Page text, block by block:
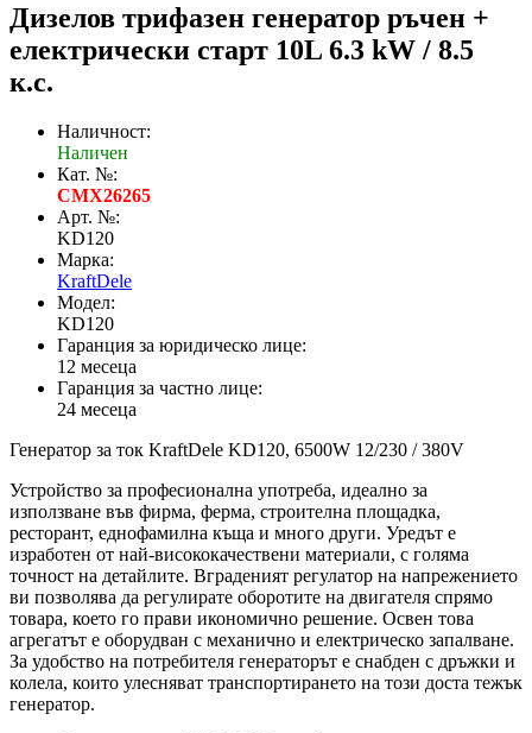
Дизелов трифазен генератор ръчен +
електрически старт 10L 6.3 kW / 8.5
к.с.
Наличност:
Наличен
Кат. №:
CMX26265
Арт. №:
KD120
Марка:
KraftDele
Модел:
KD120
Гаранция за юридическо лице:
12 месеца
Гаранция за частно лице:
24 месеца
Генератор за ток KraftDele KD120, 6500W 12/230 / 380V
Устройство за професионална употреба, идеално за
използване във фирма, ферма, строителна площадка,
ресторант, еднофамилна къща и много други. Уредът е
изработен от най-висококачествени материали, с голяма
точност на детайлите. Вграденият регулатор на напрежението
ви позволява да регулирате оборотите на двигателя спрямо
товара, което го прави икономично решение. Освен това
агрегатът е оборудван с механично и електрическо запалване.
За удобство на потребителя генераторът е снабден с дръжки и
колела, които улесняват транспортирането на този доста тежък
генератор.